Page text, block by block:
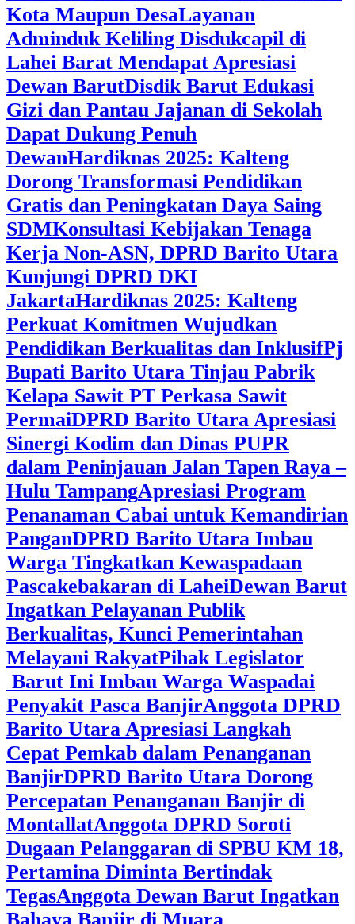
Kota Maupun DesaLayanan
Adminduk Keliling Disdukcapil di
Lahei Barat Mendapat Apresiasi
Dewan BarutDisdik Barut Edukasi
Gizi dan Pantau Jajanan di Sekolah
Dapat Dukung Penuh
DewanHardiknas 2025: Kalteng
Dorong Transformasi Pendidikan
Gratis dan Peningkatan Daya Saing
SDMKonsultasi Kebijakan Tenaga
Kerja Non-ASN, DPRD Barito Utara
Kunjungi DPRD DKI
JakartaHardiknas 2025: Kalteng
Perkuat Komitmen Wujudkan
Pendidikan Berkualitas dan InklusifPj
Bupati Barito Utara Tinjau Pabrik
Kelapa Sawit PT Perkasa Sawit
PermaiDPRD Barito Utara Apresiasi
Sinergi Kodim dan Dinas PUPR
dalam Peninjauan Jalan Tapen Raya –
Hulu TampangApresiasi Program
Penanaman Cabai untuk Kemandirian
PanganDPRD Barito Utara Imbau
Warga Tingkatkan Kewaspadaan
Pascakebakaran di LaheiDewan Barut
Ingatkan Pelayanan Publik
Berkualitas, Kunci Pemerintahan
Melayani RakyatPihak Legislator
Barut Ini Imbau Warga Waspadai
Penyakit Pasca BanjirAnggota DPRD
Barito Utara Apresiasi Langkah
Cepat Pemkab dalam Penanganan
BanjirDPRD Barito Utara Dorong
Percepatan Penanganan Banjir di
MontallatAnggota DPRD Soroti
Dugaan Pelanggaran di SPBU KM 18,
Pertamina Diminta Bertindak
TegasAnggota Dewan Barut Ingatkan